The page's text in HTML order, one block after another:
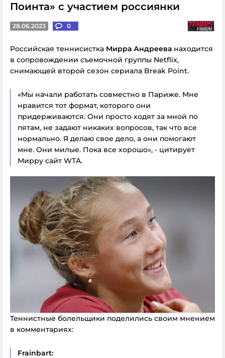
Поинта» с участием россиянки
28.06.2023 0
Российская теннисистка Мирра Андреева находится
в сопровождении съемочной группы Netflix,
снимающей второй сезон сериала Break Point.
«Мы начали работать совместно в Париже. Мне
нравится тот формат, которого они
придерживаются. Они просто ходят за мной по
пятам, не задают никаких вопросов, так что все
нормально. Я делаю свое дело, а они помогают
мне. Они милые. Пока все хорошо», - цитирует
Мирру сайт WTA.
Теннистные болельщики поделились своим мнением
в комментариях:
Frainbart: